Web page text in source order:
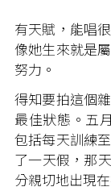
有天賦，能唱
像她生來就是
努力。
得知要拍這個
最佳狀態。五
包括每天訓練
了一天假，那
分親切地出現